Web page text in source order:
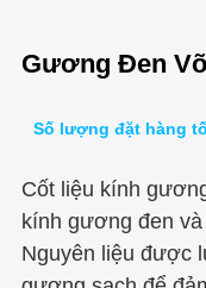
Gương Đen
Số lượng đặt hàng
Cốt liệu kính
kính gương đen
Nguyên liệu được